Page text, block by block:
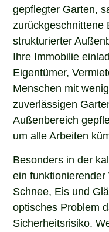
gepflegter Garten,
zurückgeschnittene
strukturierter
Ihre Immobilie
Eigentümer,
Menschen mit
zuverlässigen
Außenbereich
um alle Arbeiten
Besonders in der
ein
Schnee, Eis und
optisches Problem
Sicherheitsrisiko.